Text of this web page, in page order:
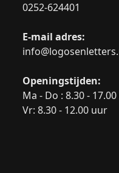
0252-624401
E-mail adres:
Openingstijden:
Ma - Do : 8.30 -
Vr: 8.30 - 12.00 uur